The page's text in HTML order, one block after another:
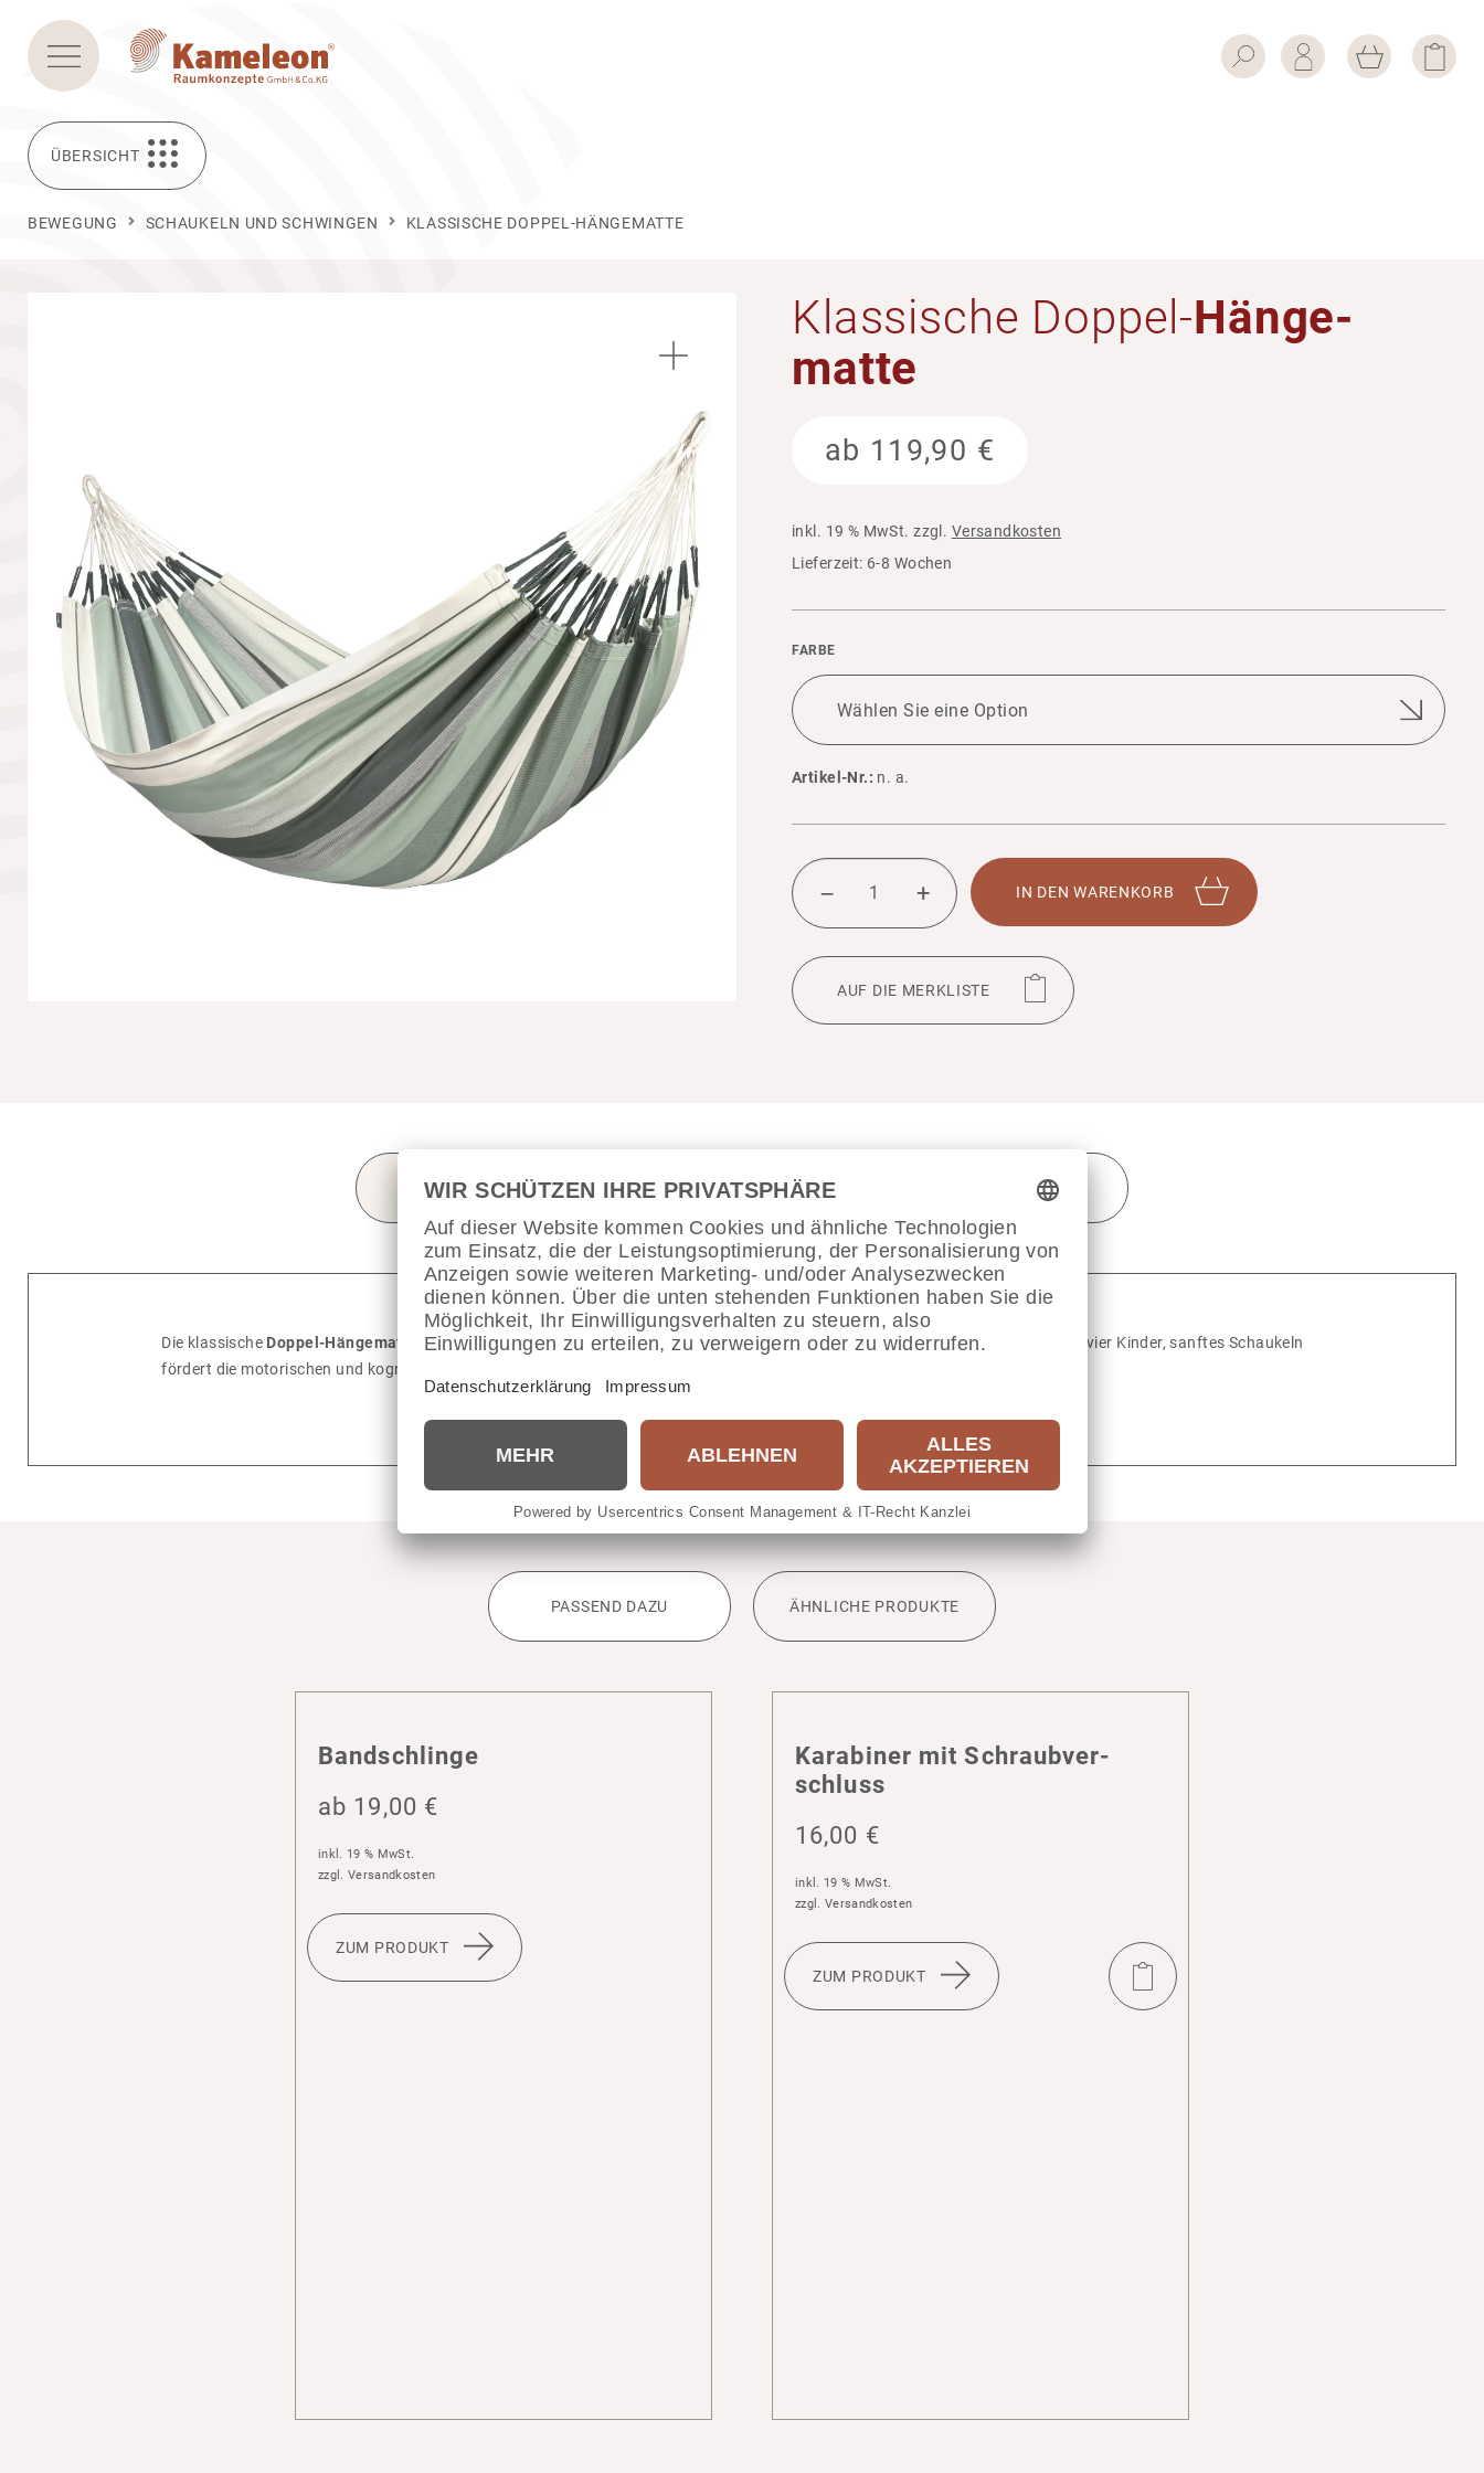
ÜBERSICHT
BEWEGUNG SCHAUKELN UND SCHWINGEN KLASSISCHE DOPPEL-HÄNGEMATTE
Klas­si­sche Doppel-Hänge­
matte
ab 119,90 €
inkl. 19 % MwSt. zzgl. Versandkosten
Liefer­zeit: 6-8 Wochen
FARBE
Artikel-Nr.: n. a.
KLAS­
SI­
SCHE
DOPPEL-
HÄNGE­
– + IN DEN WAREN­KORB
AUF DIE MERKLISTE
BESCHREIBUNG TECHNISCHE DATEN WICHTIGE HINWEISE
Die klas­si­sche Doppel-Hängematte Modesta aus hoch­wer­tigerBio-Baumwollebildet einen einla­dendenRückzugsort
für ein bis vier Kinder, sanftes Schau­keln
fördert die moto­ri­schen und kogni­tiven Fähig­keiten.
PASSEND DAZU ÄHNLICHE PRODUKTE
Band­sch­linge
ab 19,00 €
inkl. 19 % MwSt.
zzgl. Versandkosten
ZUM PRODUKT
Kara­biner mit Schraub­ver­
schluss
16,00 €
inkl. 19 % MwSt.
zzgl. Versandkosten
ZUM PRODUKT